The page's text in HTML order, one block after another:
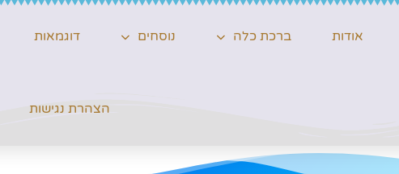
אודות ברכת כלה נוסחים דוגמאות
הצהרת נגישות